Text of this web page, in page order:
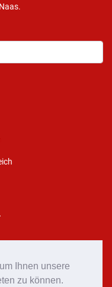
Ihnen unsere
zu können.
weiz.at